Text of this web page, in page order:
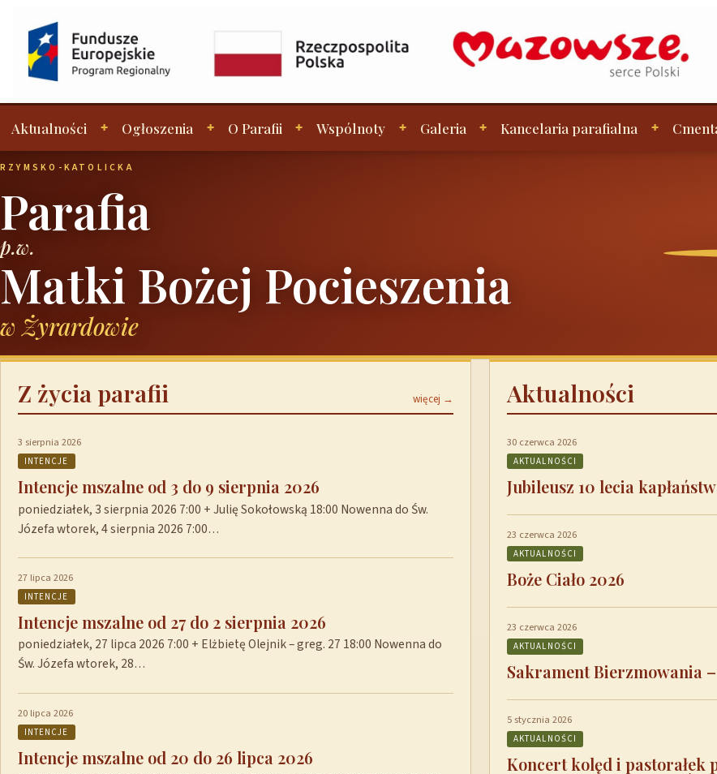
Aktualności Ogłoszenia O Parafii Wspólnoty Galeria Kancelaria parafialna
RZYMSKO-KATOLICKA
Parafia
p.w.
Matki Bożej Pocieszenia
w Żyrardowie
Z życia parafii więcej →
3 sierpnia 2026
INTENCJE
Intencje mszalne od 3 do 9 sierpnia 2026
poniedziałek, 3 sierpnia 2026 7:00 + Julię Sokołowską 18:00 Nowenna do Św.
Józefa wtorek, 4 sierpnia 2026 7:00…
27 lipca 2026
INTENCJE
Intencje mszalne od 27 do 2 sierpnia 2026
poniedziałek, 27 lipca 2026 7:00 + Elżbietę Olejnik – greg. 27 18:00 Nowenna do
Św. Józefa wtorek, 28…
20 lipca 2026
INTENCJE
Intencje mszalne od 20 do 26 lipca 2026
Aktualności
30 czerwca 2026
AKTUALNOŚCI
Jubileusz 10 lecia
23 czerwca 2026
AKTUALNOŚCI
Boże Ciało 2026
23 czerwca 2026
AKTUALNOŚCI
Sakrament Bierzmowania
5 stycznia 2026
AKTUALNOŚCI
Koncert kolęd i pastorałek